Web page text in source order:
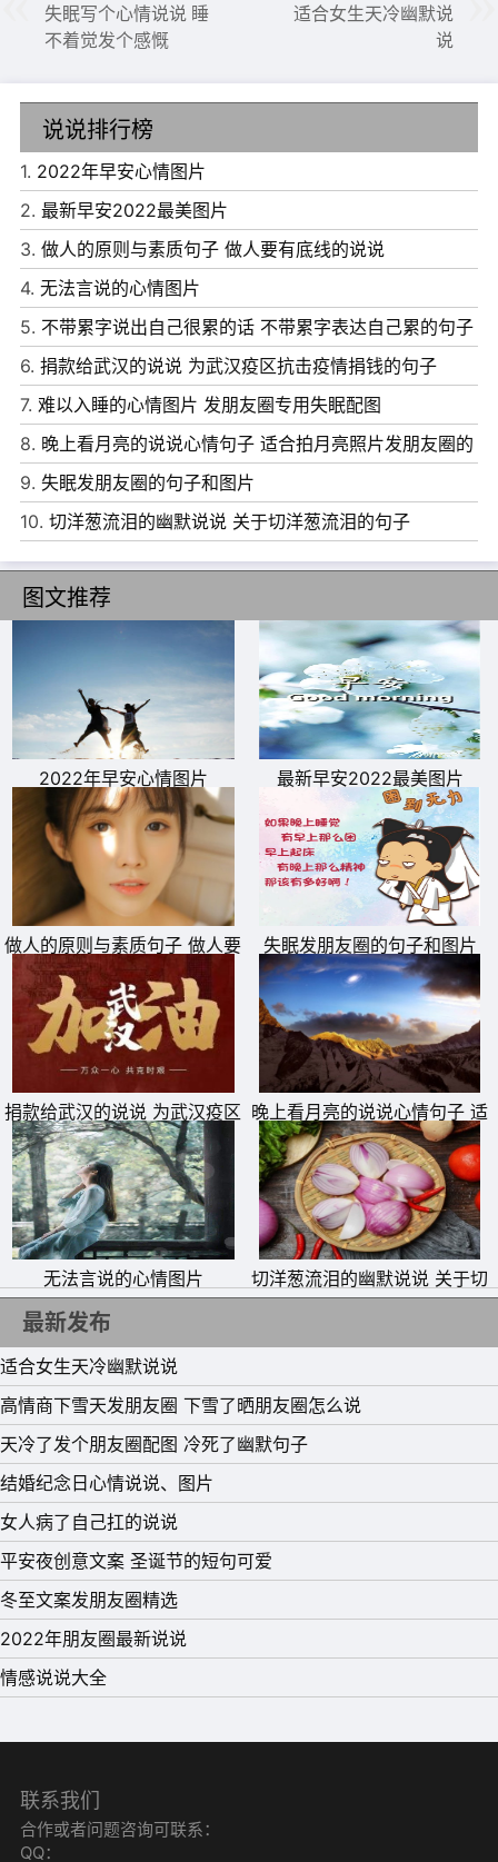
了，晚上就可以回家了，但被我拒绝了
家，怕他们难过，回去，怕会更难过，年关难熬呀!
16、离过年的时间越来越近了，说真的不想回家，在这里生
活习惯了，熟悉的人熟悉的事，熟悉的生活。可是还是一个
17、离过年越来越近，离春天也越来越近的新鲜一周，身体
方面防寒保暖记得我们还在冬天呢，心理上立春过后，梅花
渐渐绽放开始春消息
18、今天下午出去外面依然还是很冷，去了弟弟家浇完花，
又去了商场。商场里播放着欢快的过年歌曲，洋溢着过年的
气氛，感觉离年越来越近啦!
19、刚刚同事在讨论今天农历多少 后天就要祭灶神了 意味
着离过年越来越近了哦 感觉不久的将来 自己就不再是中年
少女 而是老年少女惹)3
20、离过年越来越近 我的压迫感越来越强 它在悄无声息的
提醒我 又他妈过去一年了 你还是这逼样 所以最近我在自我
反省 今后的日子我得过的惨一点了
21、离过年越来越近了，离你走的那天也越来越元，我以为
今天过年还能和你一起过，结果还是奢望了，我每次都在想
没有你，我该怎么办，路怎么走，没有方向的时间在流走…
22、离过年的时间越来越近了害怕回去过年感觉没给爸爸
妈妈长面子亲戚朋友又会问想逃避到一个地方待待可是又觉
得一年能陪伴父母的日子越来越少年纪都大了也想多陪陪内
心的矛盾我的不懂事让父母操心真的很不孝很不孝啊
23、离过年越来越近 到处都是喜气洋洋的 卖灯笼卖中国结
的小三轮都装满了货 货太重小老板都骑不动了 只有下来推
起走 一边走一边掉 不喊到他 怕是回家都掉空了 这几天都
还冷 虽然立春了 但是比冬天还冷 出地铁骑车 居然车子都
被骑走了好多 刷了2个车还都是坏的 摩拜的维修速度有点
慢喂 最近烂车子频率都有点高
失眠写个心情说说 睡
不着觉发个感慨
适合女生天冷幽默说
说
说说排行榜
1. 2022年早安心情图片
2. 最新早安2022最美图片
3. 做人的原则与素质句子 做人要有底线的说说
4. 无法言说的心情图片
5. 不带累字说出自己很累的话 不带累字表达自己累的句子
6. 捐款给武汉的说说 为武汉疫区抗击疫情捐钱的句子
7. 难以入睡的心情图片 发朋友圈专用失眠配图
8. 晚上看月亮的说说心情句子 适合拍月亮照片发朋友圈的
文案
9. 失眠发朋友圈的句子和图片
10. 切洋葱流泪的幽默说说 关于切洋葱流泪的句子
图文推荐
2022年早安心情图片 最新早安2022最美图片
做人的原则与素质句子 做人要
有底线的说说
失眠发朋友圈的句子和图片
捐款给武汉的说说 为武汉疫区
抗击疫情捐钱的句子
晚上看月亮的说说心情句子 适
合拍月亮照片发朋友圈的文案
无法言说的心情图片
切洋葱流泪的幽默说说 关于切
洋葱流泪的句子
最新发布
适合女生天冷幽默说说
高情商下雪天发朋友圈 下雪了晒朋友圈怎么说
天冷了发个朋友圈配图 冷死了幽默句子
结婚纪念日心情说说、图片
女人病了自己扛的说说
平安夜创意文案 圣诞节的短句可爱
冬至文案发朋友圈精选
2022年朋友圈最新说说
情感说说大全
联系我们
合作或者问题咨询可联系：
QQ：